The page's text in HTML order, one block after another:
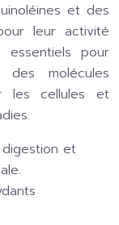
et des
leur activité
essentiels pour
molécules
les cellules et
digestion et